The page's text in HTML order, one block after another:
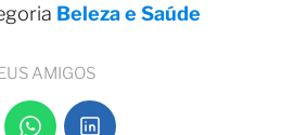
Beleza e Saúde
AMIGOS